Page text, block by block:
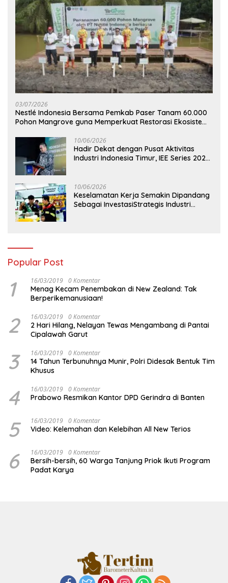
03/07/2026
Nestlé Indonesia Bersama Pemkab Paser Tanam 60.000
Pohon Mangrove guna Memperkuat Restorasi Ekosistem
10/06/2026
Hadir Dekat dengan Pusat Aktivitas
Industri Indonesia Timur, IEE Series 2026
10/06/2026
Keselamatan Kerja Semakin Dipandang
Sebagai InvestasiStrategis Industri
Popular Post
1 16/03/2019 0 Komentar
Menag Kecam Penembakan di New Zealand: Tak
Berperikemanusiaan!
2 16/03/2019 0 Komentar
2 Hari Hilang, Nelayan Tewas Mengambang di Pantai
Cipalawah Garut
3 16/03/2019 0 Komentar
14 Tahun Terbunuhnya Munir, Polri Didesak Bentuk Tim
Khusus
4 16/03/2019 0 Komentar
Prabowo Resmikan Kantor DPD Gerindra di Banten
5 16/03/2019 0 Komentar
Video: Kelemahan dan Kelebihan All New Terios
6 16/03/2019 0 Komentar
Bersih-bersih, 60 Warga Tanjung Priok Ikuti Program
Padat Karya